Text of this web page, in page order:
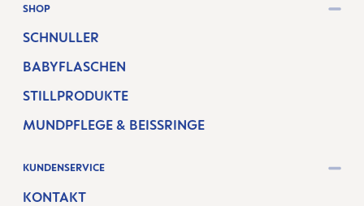
SHOP
SCHNULLER
BABYFLASCHEN
STILLPRODUKTE
MUNDPFLEGE & BEISSRINGE
KUNDENSERVICE
KONTAKT